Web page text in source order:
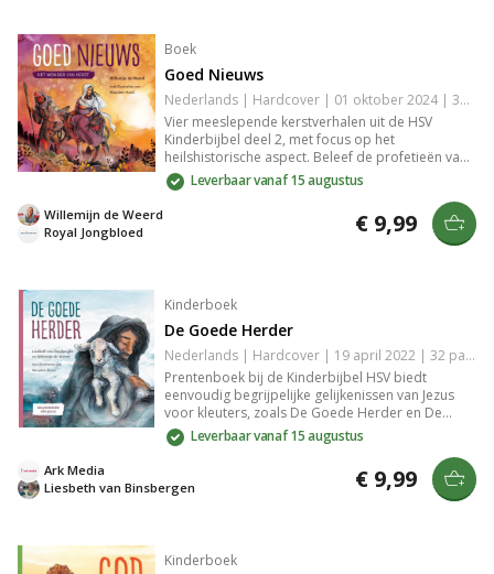
Boek
Goed Nieuws
Nederlands | Hardcover | 01 oktober 2024 | 32 pagina's | Herziene Statenvertaling | 9789033833854
Vier meeslepende kerstverhalen uit de HSV
Kinderbijbel deel 2, met focus op het
heilshistorische aspect. Beleef de profetieën van
Jesaja en de geboorteverhalen van Jezus vanuit
een uniek perspectief. Prachtig geïllustreerd door
Marjolein Hund, biedt dit boek een frisse kijk op
Leverbaar vanaf 15 augustus
Royal Jongbloed
Willemijn de Weerd € 9,99
Kinderboek
De Goede Herder
Nederlands | Hardcover | 19 april 2022 | 32 pagina's | Herziene Statenvertaling | 9789033834219
Prentenboek bij de Kinderbijbel HSV biedt
eenvoudig begrijpelijke gelijkenissen van Jezus
voor kleuters, zoals De Goede Herder en De
verloren zoon. Met prachtige illustraties van
Marjolein Hund, een lied, verwerking of gebed bij
elk verhaal, breng je de Bijbelse verhalen op een
levendige manier tot leven.
Leverbaar vanaf 15 augustus
Liesbeth van Binsbergen
Ark Media € 9,99
Kinderboek